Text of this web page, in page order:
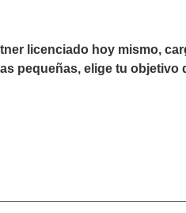
licenciado hoy mismo,
pequeñas, elige tu objetivo